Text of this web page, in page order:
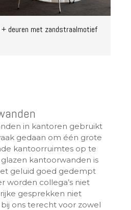
deuren met zandstraalmotief
in kantoren gebruikt
gedaan om één grote
kantoorruimtes op te
kantoorwanden is
geluid goed gedempt
worden collega’s niet
gesprekken niet
ons terecht voor zowel